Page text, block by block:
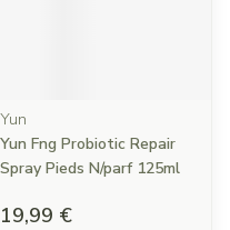
Yun
Yun Fng Probiotic Repair
Spray Pieds N/parf 125ml
19,99 €